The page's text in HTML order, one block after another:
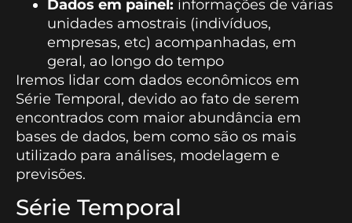
Dados em painel: informações de várias
unidades amostrais (indivíduos,
empresas, etc) acompanhadas, em
geral, ao longo do tempo
Iremos lidar com dados econômicos em
Série Temporal, devido ao fato de serem
encontrados com maior abundância em
bases de dados, bem como são os mais
utilizado para análises, modelagem e
previsões.
Série Temporal